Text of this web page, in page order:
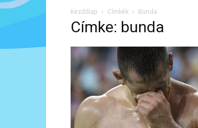
Kezdőlap Címkék Bunda
Címke: bunda